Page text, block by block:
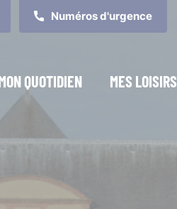
Numéros d'urgence
QUOTIDIEN MES LOISIRS